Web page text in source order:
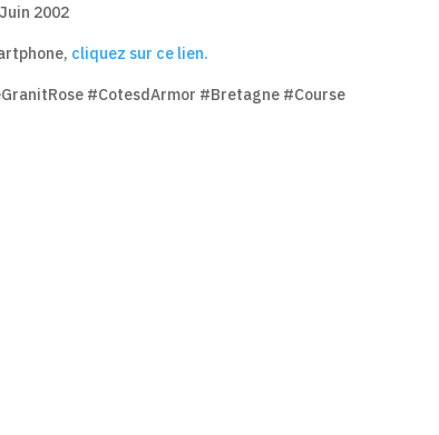
2002
cliquez sur ce lien.
#CotesdArmor #Bretagne #Course